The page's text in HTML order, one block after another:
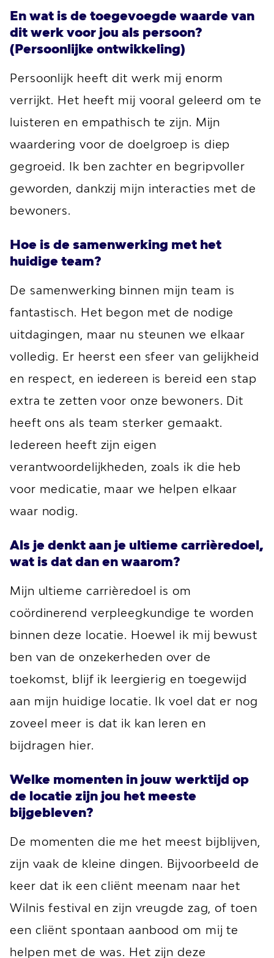
En wat is de toegevoegde waarde van
dit werk voor jou als persoon?
(Persoonlijke ontwikkeling)
Persoonlijk heeft dit werk mij enorm
verrijkt. Het heeft mij vooral geleerd om te
luisteren en empathisch te zijn. Mijn
waardering voor de doelgroep is diep
gegroeid. Ik ben zachter en begripvoller
geworden, dankzij mijn interacties met de
bewoners.
Hoe is de samenwerking met het
huidige team?
De samenwerking binnen mijn team is
fantastisch. Het begon met de nodige
uitdagingen, maar nu steunen we elkaar
volledig. Er heerst een sfeer van gelijkheid
en respect, en iedereen is bereid een stap
extra te zetten voor onze bewoners. Dit
heeft ons als team sterker gemaakt.
Iedereen heeft zijn eigen
verantwoordelijkheden, zoals ik die heb
voor medicatie, maar we helpen elkaar
waar nodig.
Als je denkt aan je ultieme carrièredoel,
wat is dat dan en waarom?
Mijn ultieme carrièredoel is om
coördinerend verpleegkundige te worden
binnen deze locatie. Hoewel ik mij bewust
ben van de onzekerheden over de
toekomst, blijf ik leergierig en toegewijd
aan mijn huidige locatie. Ik voel dat er nog
zoveel meer is dat ik kan leren en
bijdragen hier.
Welke momenten in jouw werktijd op
de locatie zijn jou het meeste
bijgebleven?
De momenten die me het meest bijblijven,
zijn vaak de kleine dingen. Bijvoorbeeld de
keer dat ik een cliënt meenam naar het
Wilnis festival en zijn vreugde zag, of toen
een cliënt spontaan aanbood om mij te
helpen met de was. Het zijn deze